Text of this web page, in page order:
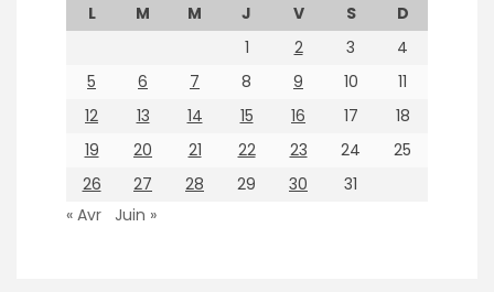
L M M J V S
D
1
2 3
4
5
6 7 8 9 10
11
12
13 14 15 16 17
18
19
20 21 22 23 24
25
26
27 28 29 30
31
« Avr
Juin »